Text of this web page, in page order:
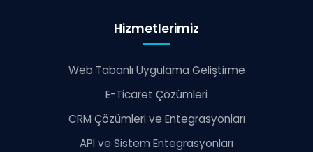
Hizmetlerimiz
Web Tabanlı Uygulama Geliştirme
E-Ticaret Çözümleri
CRM Çözümleri ve Entegrasyonları
API ve Sistem Entegrasyonları